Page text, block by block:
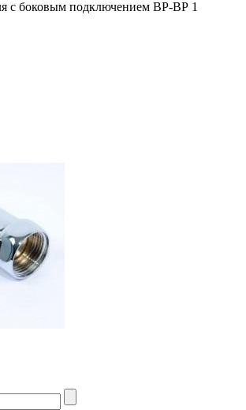
с боковым подключением ВР-ВР 1